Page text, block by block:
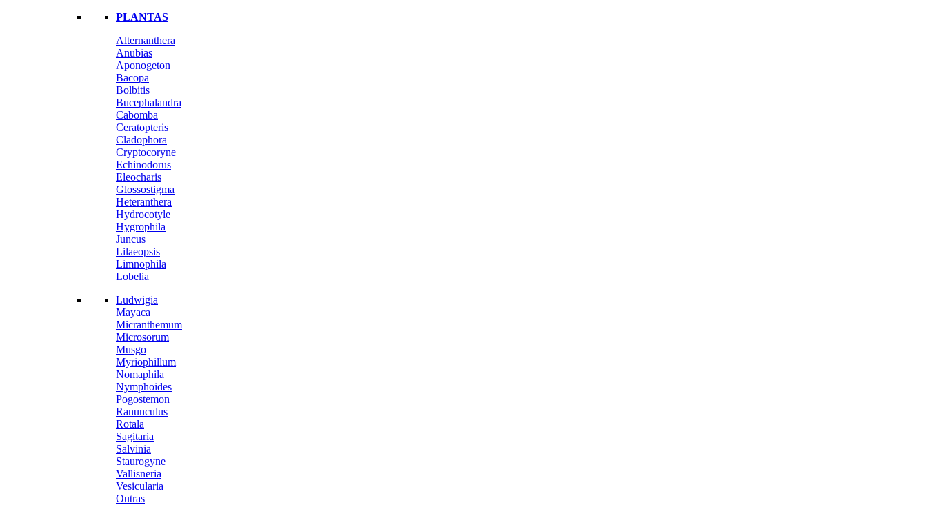
PLANTAS
Alternanthera
Anubias
Aponogeton
Bacopa
Bolbitis
Bucephalandra
Cabomba
Ceratopteris
Cladophora
Cryptocoryne
Echinodorus
Eleocharis
Glossostigma
Heteranthera
Hydrocotyle
Hygrophila
Juncus
Lilaeopsis
Limnophila
Lobelia
Ludwigia
Mayaca
Micranthemum
Microsorum
Musgo
Myriophillum
Nomaphila
Nymphoides
Pogostemon
Ranunculus
Rotala
Sagitaria
Salvinia
Staurogyne
Vallisneria
Vesicularia
Outras